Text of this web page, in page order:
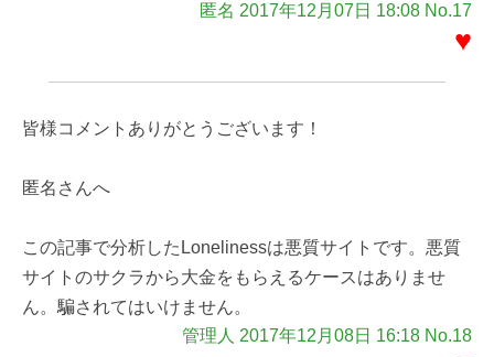
匿名 2017年12月07日 18:08 No.17
♥
皆様コメントありがとうございます！
匿名さんへ
この記事で分析したLonelinessは悪質サイトです。悪質
サイトのサクラから大金をもらえるケースはありませ
ん。騙されてはいけません。
管理人 2017年12月08日 16:18 No.18